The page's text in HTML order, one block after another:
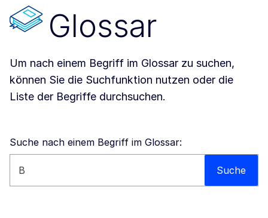
Glossar
Um nach einem Begriff im Glossar zu suchen,
können Sie die Suchfunktion nutzen oder die
Liste der Begriffe durchsuchen.
Suche nach einem Begriff im Glossar:
Portal durchsuchen Suche